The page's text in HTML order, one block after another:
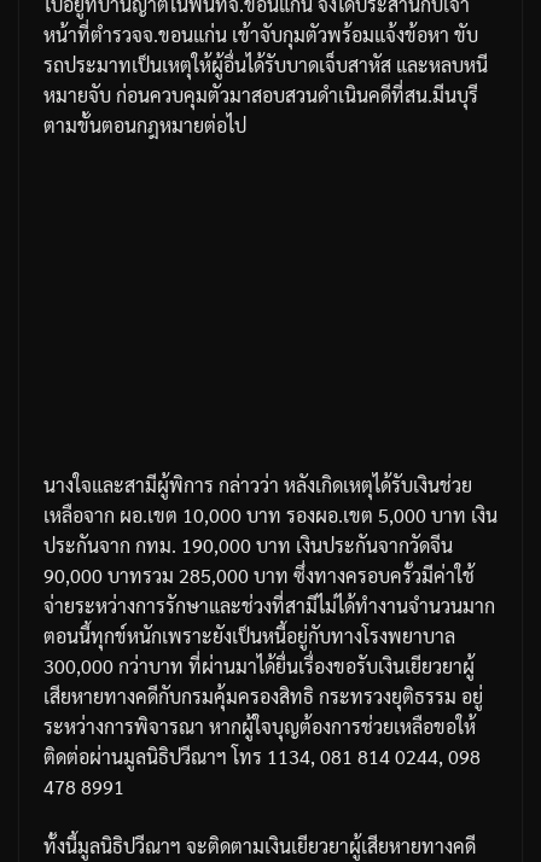
หน้าที่ตำรวจจ.ขอนแก่น เข้าจับกุมตัวพร้อมแจ้งข้อหา ขับ
รถประมาทเป็นเหตุให้ผู้อื่นได้รับบาดเจ็บสาหัส และหลบหนี
หมายจับก่อนควบคุมตัวมาสอบสวนดำเนินคดีที่สน.มีนบุรี
ตามขั้นตอนกฎหมายต่อไป
นางใจและสามีผู้พิการ กล่าวว่า หลังเกิดเหตุได้รับเงินช่วย
เหลือจาก ผอ.เขต 10,000บาท รองผอ.เขต 5,000บาท เงิน
ประกันจาก กทม. 190,000บาท เงินประกันจากวัดจีน
90,000บาทรวม 285,000บาท ซึ่งทางครอบครั้วมีค่าใช้
จ่ายระหว่างการรักษาและช่วงที่สามีไม่ได้ทำงานจำนวนมาก
ตอนนี้ทุกข์หนักเพราะยังเป็นหนี้อยู่กับทางโรงพยาบาล
300,000กว่าบาท ที่ผ่านมาได้ยื่นเรื่องขอรับเงินเยียวยาผู้
เสียหายทางคดีกับกรมคุ้มครองสิทธิ กระทรวงยุติธรรม อยู่
ระหว่างการพิจารณา หากผู้ใจบุญต้องการช่วยเหลือขอให้
ติดต่อผ่านมูลนิธิปวีณาฯ โทร 1134, 081 814 0244, 098
478 8991
ทั้งนี้มูลนิธิปวีณาฯ จะติดตามเงินเยียวยาผู้เสียหายทางคดี